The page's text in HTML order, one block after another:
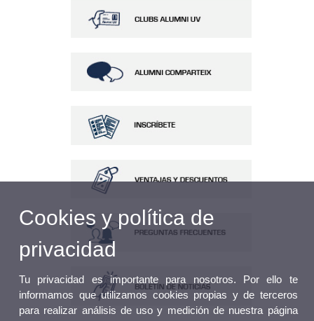
Cookies y política de
privacidad
Tu privacidad es importante para nosotros. Por ello te
informamos que utilizamos cookies propias y de terceros
para realizar análisis de uso y medición de nuestra página